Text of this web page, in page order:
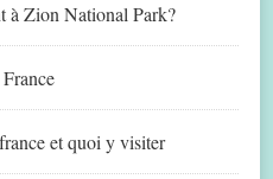
à Zion National Park?
et quoi y visiter